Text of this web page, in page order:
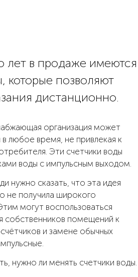
лет в продаже имеются
которые позволяют
дистанционно.
организация может
в любое время, не привлекая к
Эти счетчики воды
воды с импульсным выходом.
нужно сказать, что эта идея
не получила широкого
могут воспользоваться
собственников помещений к
и замене обычных
нужно ли менять счетчики воды.